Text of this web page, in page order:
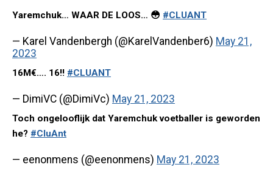
Yaremchuk… WAAR DE LOOS… 😳 #CLUANT
— Karel Vandenbergh (@KarelVandenber6) May 21,
2023
16M€…. 16!! #CLUANT
— DimiVC (@DimiVc) May 21, 2023
Toch ongelooflijk dat Yaremchuk voetballer is geworden
he? #CluAnt
— eenonmens (@eenonmens) May 21, 2023